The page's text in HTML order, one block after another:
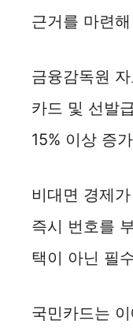
근거를 마련
금융감독원
카드 및 선발
15% 이상 증
비대면 경제
즉시 번호를
택이 아닌 필
국민카드는